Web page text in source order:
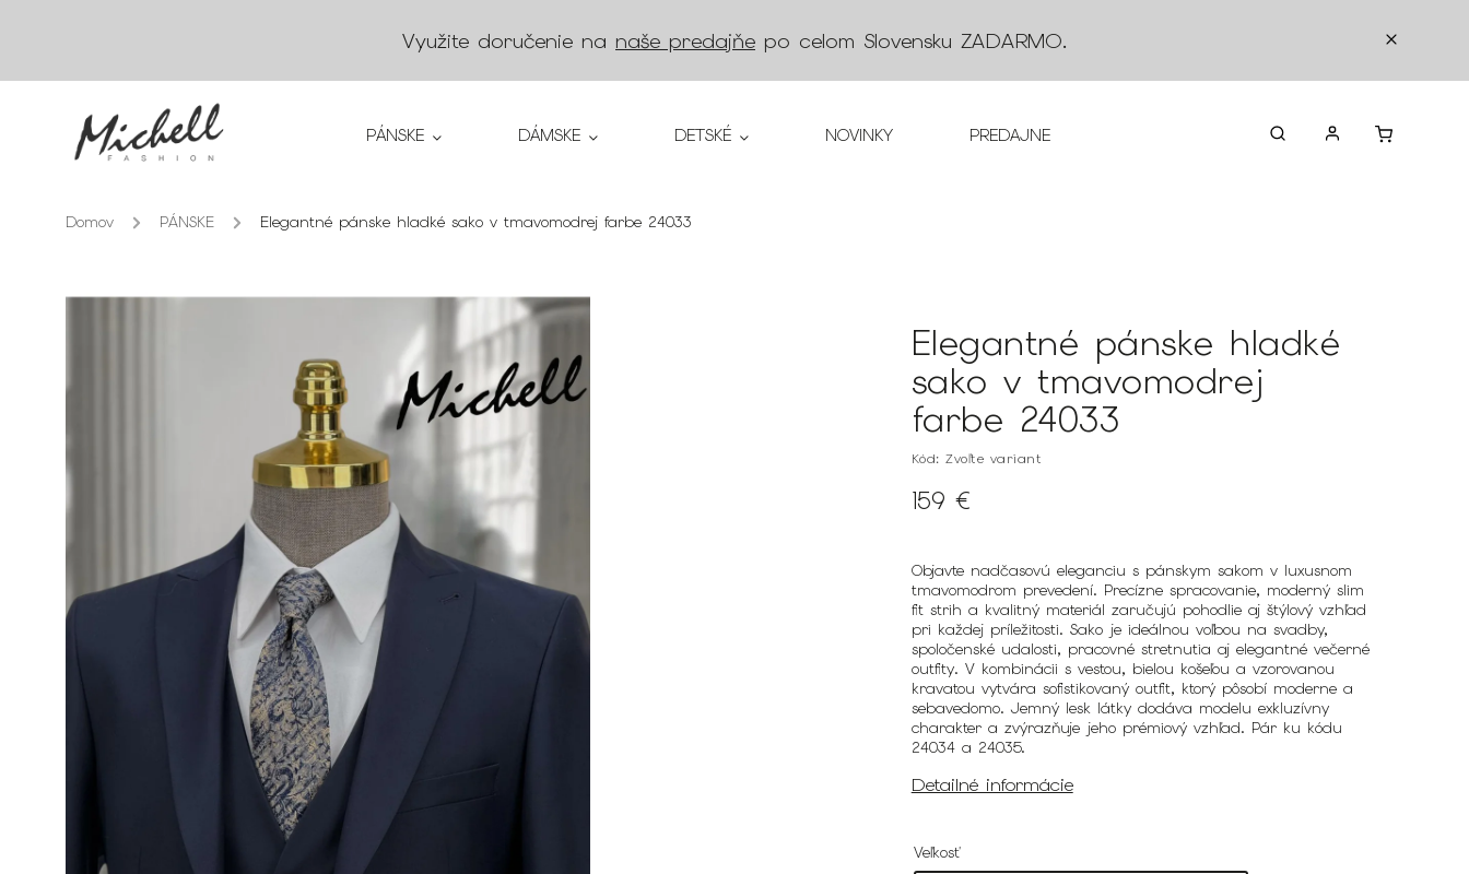
Využite doručenie na naše predajňe po celom Slovensku ZADARMO.
PÁNSKE DÁMSKE DETSKÉ NOVINKY PREDAJNE KONTAKTY
Domov / PÁNSKE / Elegantné pánske hladké sako v tmavomodrej farbe 24033
Elegantné pánske hladké
sako v tmavomodrej
farbe 24033
Kód: Zvoľte variant
159 €
Objavte nadčasovú eleganciu s pánskym sakom v luxusnom
tmavomodrom prevedení. Precízne spracovanie, moderný slim
fit strih a kvalitný materiál zaručujú pohodlie aj štýlový vzhľad
pri každej príležitosti. Sako je ideálnou voľbou na svadby,
spoločenské udalosti, pracovné stretnutia aj elegantné večerné
outfity. V kombinácii s vestou, bielou košeľou a vzorovanou
kravatou vytvára sofistikovaný outfit, ktorý pôsobí moderne a
sebavedomo. Jemný lesk látky dodáva modelu exkluzívny
charakter a zvýrazňuje jeho prémiový vzhľad. Pár ku kódu
24034 a 24035.
Detailné informácie
Veľkosť